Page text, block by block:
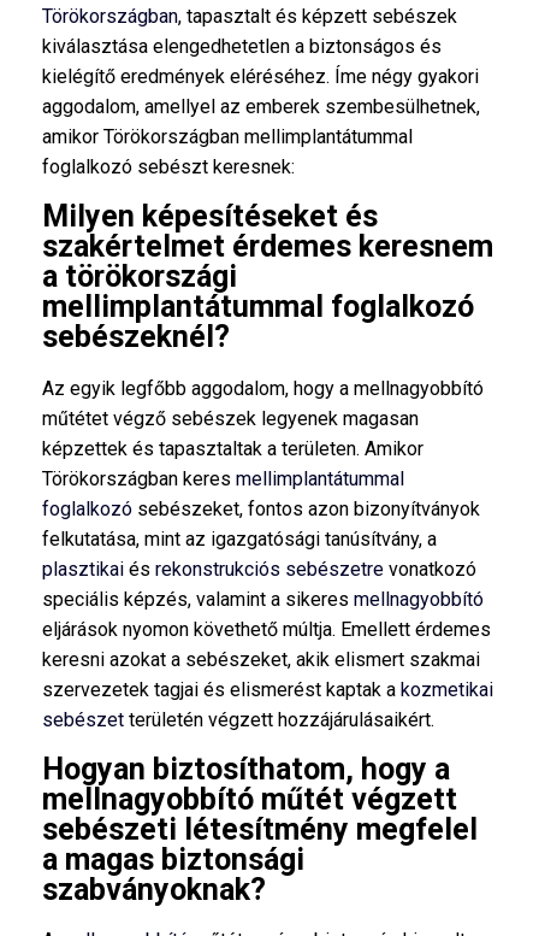
Törökországban, tapasztalt és képzett sebészek
kiválasztása elengedhetetlen a biztonságos és
kielégítő eredmények eléréséhez. Íme négy gyakori
aggodalom, amellyel az emberek szembesülhetnek,
amikor Törökországban mellimplantátummal
foglalkozó sebészt keresnek:
Milyen képesítéseket és
szakértelmet érdemes keresnem
a törökországi
mellimplantátummal foglalkozó
sebészeknél?
Az egyik legfőbb aggodalom, hogy a mellnagyobbító
műtétet végző sebészek legyenek magasan
képzettek és tapasztaltak a területen. Amikor
Törökországban keres mellimplantátummal
foglalkozósebészeket, fontos azon bizonyítványok
felkutatása, mint az igazgatósági tanúsítvány, a
plasztikaiés rekonstrukciós sebészetrevonatkozó
speciális képzés, valamint a sikeres mellnagyobbító
eljárások nyomon követhető múltja. Emellett érdemes
keresni azokat a sebészeket, akik elismert szakmai
szervezetek tagjai és elismerést kaptak a kozmetikai
sebészetterületén végzett hozzájárulásaikért.
Hogyan biztosíthatom, hogy a
mellnagyobbító műtét végzett
sebészeti létesítmény megfelel
a magas biztonsági
szabványoknak?